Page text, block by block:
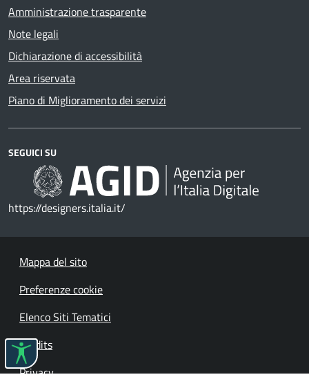
Amministrazione trasparente
Note legali
Dichiarazione di accessibilità
Area riservata
Piano di Miglioramento dei servizi
SEGUICI SU
https://designers.italia.it/
Mappa del sito
Preferenze cookie
Elenco Siti Tematici
Credits
Privacy